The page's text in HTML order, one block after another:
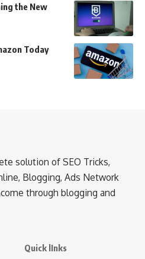
the New
Today
solution of SEO Tricks,
Blogging, Ads Network
through blogging and
Quick lInks